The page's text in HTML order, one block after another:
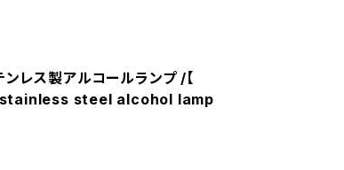
ンレス製アルコールランプ /【
steel alcohol lamp